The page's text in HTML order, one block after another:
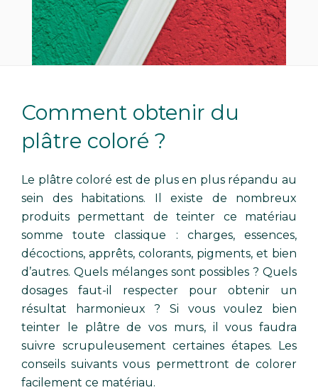
Comment obtenir du
plâtre coloré ?
Le plâtre coloré est de plus en plus répandu au
sein des habitations. Il existe de nombreux
produits permettant de teinter ce matériau
somme toute classique : charges, essences,
décoctions, apprêts, colorants, pigments, et bien
d’autres. Quels mélanges sont possibles ? Quels
dosages faut-il respecter pour obtenir un
résultat harmonieux ? Si vous voulez bien
teinter le plâtre de vos murs, il vous faudra
suivre scrupuleusement certaines étapes. Les
conseils suivants vous permettront de colorer
facilement ce matériau.